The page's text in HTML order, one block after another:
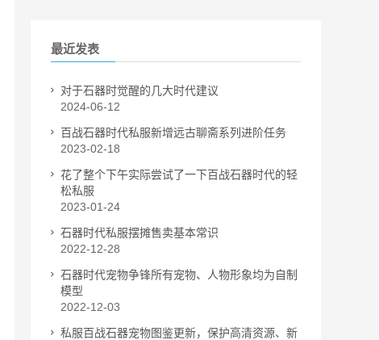
最近发表
对于石器时觉醒的几大时代建议
2024-06-12
百战石器时代私服新增远古聊斋系列进阶任务
2023-02-18
花了整个下午实际尝试了一下百战石器时代的轻
松私服
2023-01-24
石器时代私服摆摊售卖基本常识
2022-12-28
石器时代宠物争锋所有宠物、人物形象均为自制
模型
2022-12-03
私服百战石器宠物图鉴更新，保护高清资源、新